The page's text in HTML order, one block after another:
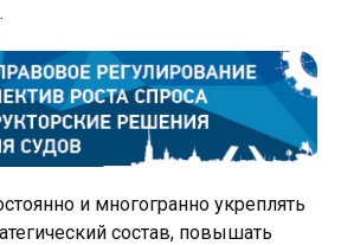
и многогранно укреплять
состав, повышать